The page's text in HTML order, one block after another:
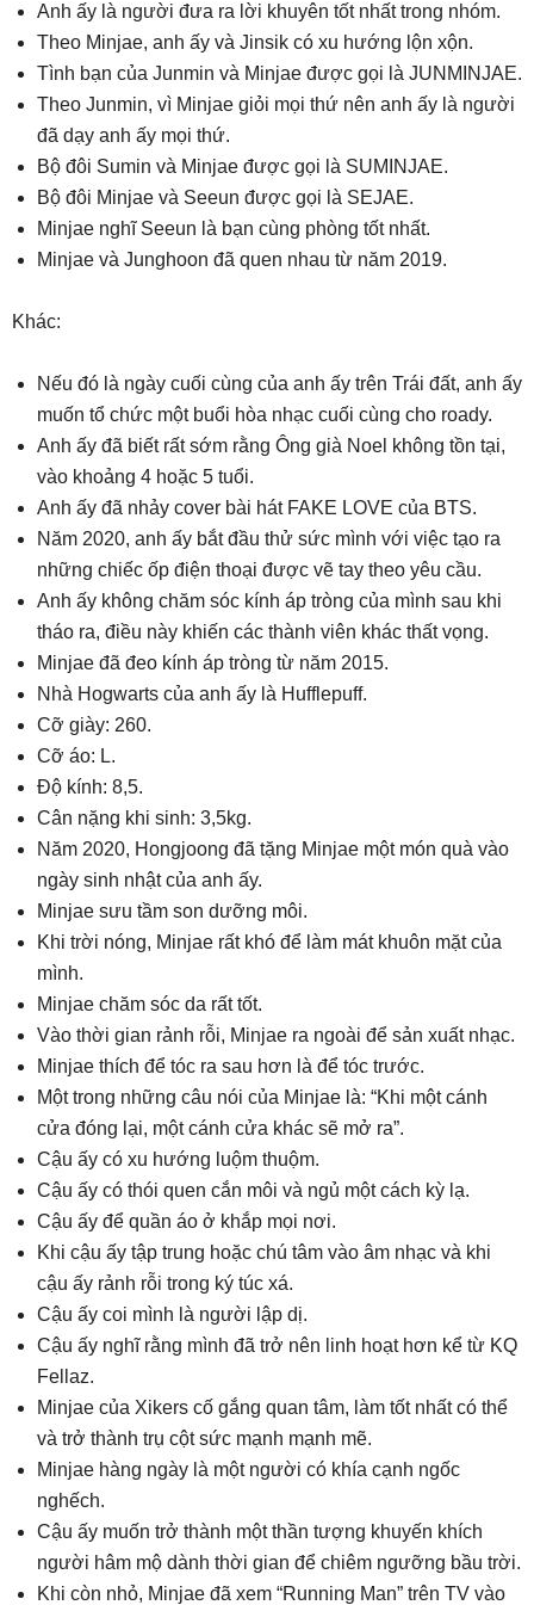
Anh ấy là người đưa ra lời khuyên tốt nhất trong nhóm.
Theo Minjae, anh ấy và Jinsik có xu hướng lộn xộn.
Tình bạn của Junmin và Minjae được gọi là JUNMINJAE.
Theo Junmin, vì Minjae giỏi mọi thứ nên anh ấy là người
đã dạy anh ấy mọi thứ.
Bộ đôi Sumin và Minjae được gọi là SUMINJAE.
Bộ đôi Minjae và Seeun được gọi là SEJAE.
Minjae nghĩ Seeun là bạn cùng phòng tốt nhất.
Minjae và Junghoon đã quen nhau từ năm 2019.
Khác:
Nếu đó là ngày cuối cùng của anh ấy trên Trái đất, anh ấy
muốn tổ chức một buổi hòa nhạc cuối cùng cho roady.
Anh ấy đã biết rất sớm rằng Ông già Noel không tồn tại,
vào khoảng 4 hoặc 5 tuổi.
Anh ấy đã nhảy cover bài hát FAKE LOVE của BTS.
Năm 2020, anh ấy bắt đầu thử sức mình với việc tạo ra
những chiếc ốp điện thoại được vẽ tay theo yêu cầu.
Anh ấy không chăm sóc kính áp tròng của mình sau khi
tháo ra, điều này khiến các thành viên khác thất vọng.
Minjae đã đeo kính áp tròng từ năm 2015.
Nhà Hogwarts của anh ấy là Hufflepuff.
Cỡ giày: 260.
Cỡ áo: L.
Độ kính: 8,5.
Cân nặng khi sinh: 3,5kg.
Năm 2020, Hongjoong đã tặng Minjae một món quà vào
ngày sinh nhật của anh ấy.
Minjae sưu tầm son dưỡng môi.
Khi trời nóng, Minjae rất khó để làm mát khuôn mặt của
mình.
Minjae chăm sóc da rất tốt.
Vào thời gian rảnh rỗi, Minjae ra ngoài để sản xuất nhạc.
Minjae thích để tóc ra sau hơn là để tóc trước.
Một trong những câu nói của Minjae là: “Khi một cánh
cửa đóng lại, một cánh cửa khác sẽ mở ra”.
Cậu ấy có xu hướng luộm thuộm.
Cậu ấy có thói quen cắn môi và ngủ một cách kỳ lạ.
Cậu ấy để quần áo ở khắp mọi nơi.
Khi cậu ấy tập trung hoặc chú tâm vào âm nhạc và khi
cậu ấy rảnh rỗi trong ký túc xá.
Cậu ấy coi mình là người lập dị.
Cậu ấy nghĩ rằng mình đã trở nên linh hoạt hơn kể từ KQ
Fellaz.
Minjae của Xikers cố gắng quan tâm, làm tốt nhất có thể
và trở thành trụ cột sức mạnh mạnh mẽ.
Minjae hàng ngày là một người có khía cạnh ngốc
nghếch.
Cậu ấy muốn trở thành một thần tượng khuyến khích
người hâm mộ dành thời gian để chiêm ngưỡng bầu trời.
Khi còn nhỏ, Minjae đã xem “Running Man” trên TV vào